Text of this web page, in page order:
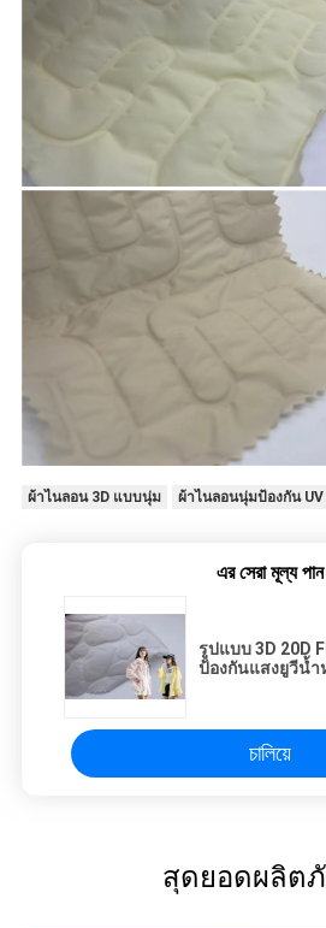
ผ้าไนลอน 3D แบบนุ่ม ผ้าไนลอนนุ่มป้องกัน UV
এর সেরা মূল্য পান
รูปแบบ 3D 20D
ป้องกันแสงยูวีน้ำ
চালিয়ে
สุดยอดผลิต